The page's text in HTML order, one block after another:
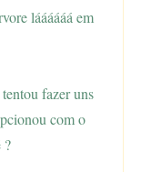
láááááá em
fazer uns
com o
?